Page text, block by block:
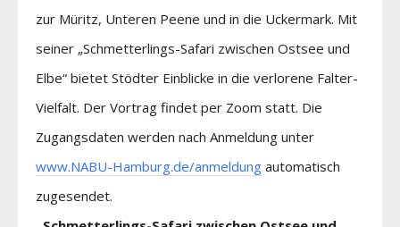
zur Müritz, Unteren Peene und in die Uckermark. Mit
seiner „Schmetterlings-Safari zwischen Ostsee und
Elbe“ bietet Stödter Einblicke in die verlorene Falter-
Vielfalt. Der Vortrag findet per Zoom statt. Die
Zugangsdaten werden nach Anmeldung unter
www.NABU-Hamburg.de/anmeldung automatisch
zugesendet.